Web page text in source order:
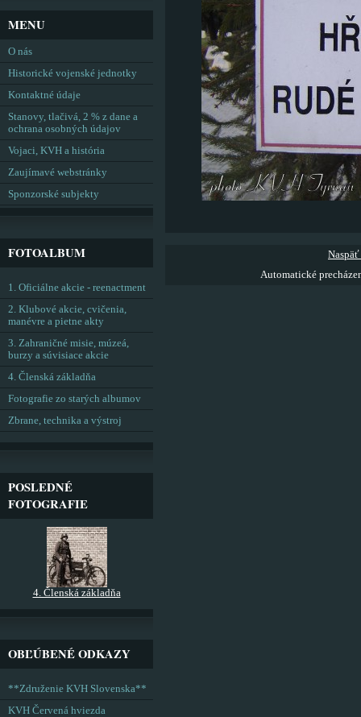
Automatické
MENU
O nás
Historické vojenské jednotky
Kontaktné údaje
Stanovy, tlačivá, 2 % z dane a
ochrana osobných údajov
Vojaci, KVH a história
Zaujímavé webstránky
Sponzorské subjekty
FOTOALBUM
1. Oficiálne akcie - reenactment
2. Klubové akcie, cvičenia,
manévre a pietne akty
3. Zahraničné misie, múzeá,
burzy a súvisiace akcie
4. Členská základňa
Fotografie zo starých albumov
Zbrane, technika a výstroj
POSLEDNÉ
FOTOGRAFIE
4. Členská základňa
OBĽÚBENÉ ODKAZY
**Združenie KVH Slovenska**
KVH Červená hviezda